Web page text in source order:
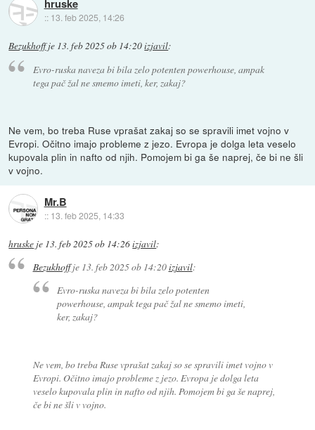
hruske
:: 13. feb 2025, 14:26
Bezukhoffje 13. feb 2025 ob 14:20izjavil:
Evro-ruska naveza bi bila zelo potenten powerhouse, ampak
tega pač žal ne smemo imeti, ker, zakaj?
Ne vem, bo treba Ruse vprašat zakaj so se spravili imet vojno v
Evropi. Očitno imajo probleme z jezo. Evropa je dolga leta veselo
kupovala plin in nafto od njih. Pomojem bi ga še naprej, če bi ne šli
v vojno.
Mr.B
:: 13. feb 2025, 14:33
hruske je 13. feb 2025 ob 14:26izjavil:
Bezukhoffje 13. feb 2025 ob 14:20izjavil:
Evro-ruska naveza bi bila zelo potenten
powerhouse, ampak tega pač žal ne smemo imeti,
ker, zakaj?
Ne vem, bo treba Ruse vprašat zakaj so se spravili imet vojno v
Evropi. Očitno imajo probleme z jezo. Evropa je dolga leta
veselo kupovala plin in nafto od njih. Pomojem bi ga še naprej,
če bi ne šli v vojno.